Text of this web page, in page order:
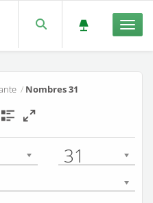
/ Nombres 31
31